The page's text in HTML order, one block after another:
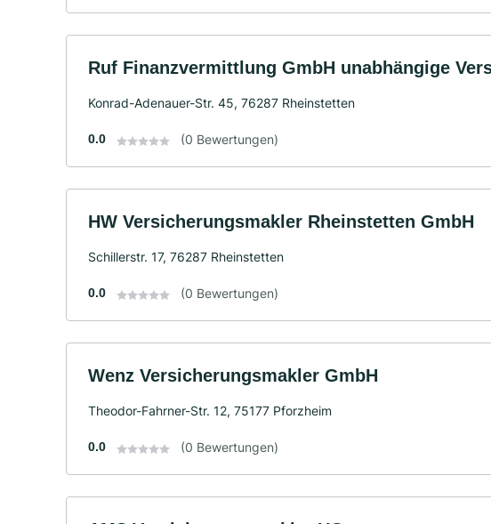
Ruf Finanzvermittlung GmbH unabhängige
Konrad-Adenauer-Str. 45, 76287 Rheinstetten
0.0 (0 Bewertungen)
HW Versicherungsmakler Rheinstetten GmbH
Schillerstr. 17, 76287 Rheinstetten
0.0 (0 Bewertungen)
Wenz Versicherungsmakler GmbH
Theodor-Fahrner-Str. 12, 75177 Pforzheim
0.0 (0 Bewertungen)